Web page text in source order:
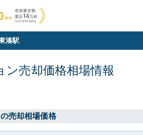
湊駅
ン売却価格相場情報
売却相場価格